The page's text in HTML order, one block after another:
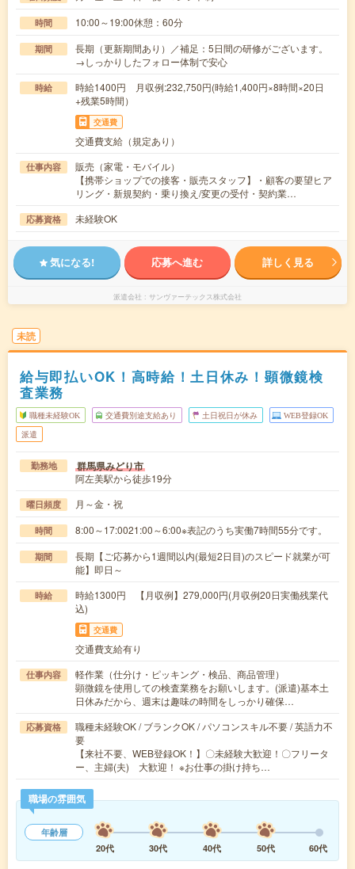
時間 10:00～19:00休憩：60分
期間
長期（更新期間あり）／補足：5日間の研修がございます。
→しっかりしたフォロー体制で安心
時給
時給1400円 月収例:232,750円(時給1,400円×8時間×20日
+残業5時間）
交通費
交通費支給（規定あり）
仕事内容
販売（家電・モバイル）
【携帯ショップでの接客・販売スタッフ】・顧客の要望ヒア
リング・新規契約・乗り換え/変更の受付・契約業…
応募資格 未経験OK
気になる! 応募へ進む 詳しく見る
派遣会社 サンヴァーテックス株式会社
未読
給与即払いOK！高時給！土日休み！顕微鏡検
査業務
職種未経験OK 交通費別途支給あり 土日祝日が休み WEB登録OK
派遣
勤務地 群馬県みどり市
阿左美駅から徒歩19分
曜日頻度 月～金・祝
時間 8:00～17:0021:00～6:00※表記のうち実働7時間55分です。
期間
長期【ご応募から1週間以内(最短2日目)のスピード就業が可
能】即日～
時給
時給1300円 【月収例】279,000円(月収例20日実働残業代
込)
交通費
交通費支給有り
仕事内容
軽作業（仕分け・ピッキング・検品、商品管理）
顕微鏡を使用しての検査業務をお願いします。(派遣)基本土
日休みだから、週末は趣味の時間をしっかり確保…
応募資格
職種未経験OK / ブランクOK / パソコンスキル不要 / 英語力不
要
【来社不要、WEB登録OK！】〇未経験大歓迎！〇フリータ
ー、主婦(夫) 大歓迎！ ※お仕事の掛け持ち…
職場の雰囲気
年齢層
20代
30代 40代 50代 60代